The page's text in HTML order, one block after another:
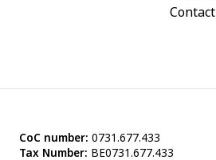
Contact
CoC number: 0731.677.433
Tax Number: BE0731.677.433